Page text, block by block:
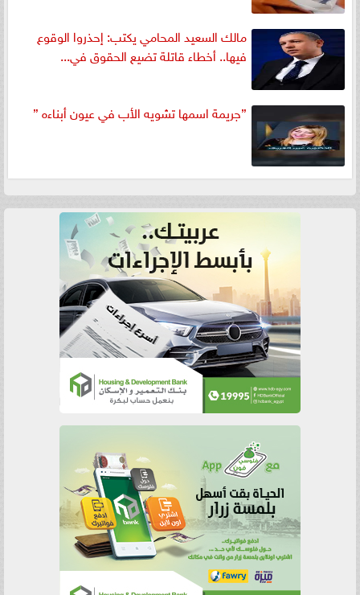
مالك السعيد المحامي يكتب: إحذروا الوقوع
فيها.. أخطاء قاتلة تضيع الحقوق في...
”جريمة اسمها تشويه الأب في عيون أبناءه ”